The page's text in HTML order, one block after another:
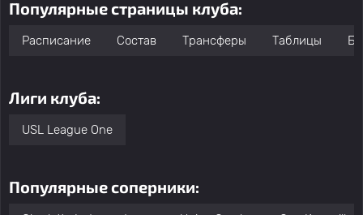
Популярные страницы клуба:
Расписание Состав Трансферы Таблицы
Лиги клуба:
USL League One
Популярные соперники: